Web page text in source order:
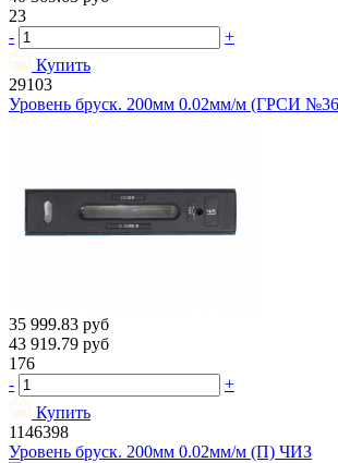
23
-
+
Купить
29103
Уровень бруск. 200мм 0.02мм/м (ГРСИ
35 999.83 руб
43 919.79 руб
176
-
+
Купить
1146398
Уровень бруск. 200мм 0.02мм/м (П) ЧИЗ